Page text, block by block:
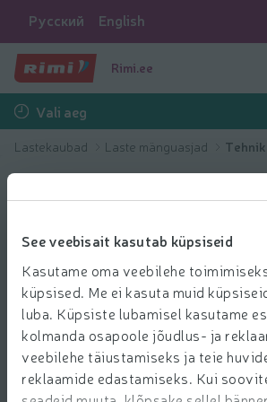
See veebisait kasutab küpsiseid
Kasutame oma veebilehe
küpsised. Me ei kasuta muid
luba. Küpsiste lubamisel kasutame
kolmanda osapoole jõudlus- ja
veebilehe täiustamiseks ja teie
reklaamide edastamiseks. Kui
Русский English
Rimi.ee
Vali aeg
Lastekaubad Laste mänguasjad